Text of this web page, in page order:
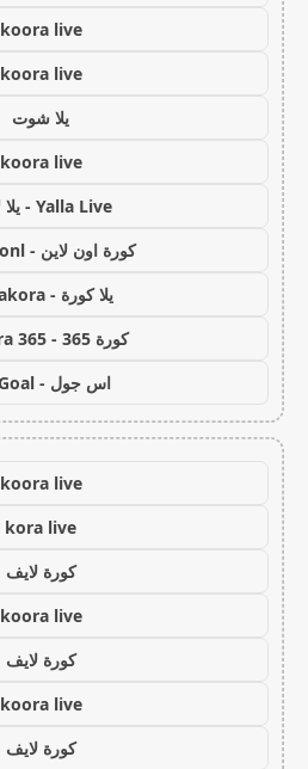
koora live
koora live
يلا شوت
koora live
Yalla Live - يلا لايف
كورة اون لاين - koora onl
يلا كورة - yallakora
كورة 365 - kooora 365
اس جول - AS Goal
koora live
kora live
كورة لايف
koora live
كورة لايف
koora live
كورة لايف